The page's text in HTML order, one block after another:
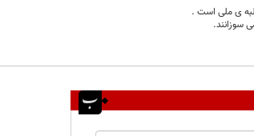
ی ملی است .
سوزانند.